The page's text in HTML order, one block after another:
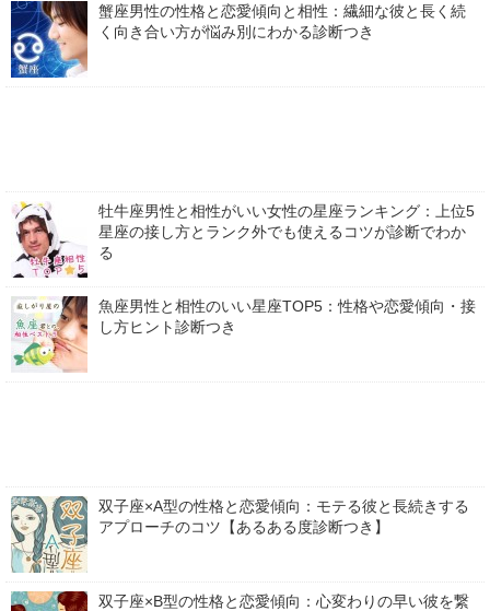
蟹座男性の性格と恋愛傾向と相性：繊細な彼と長く続
く向き合い方が悩み別にわかる診断つき
牡牛座男性と相性がいい女性の星座ランキング：上位5
星座の接し方とランク外でも使えるコツが診断でわか
る
魚座男性と相性のいい星座TOP5：性格や恋愛傾向・接
し方ヒント診断つき
双子座×A型の性格と恋愛傾向：モテる彼と長続きする
アプローチのコツ【あるある度診断つき】
双子座×B型の性格と恋愛傾向：心変わりの早い彼を繋